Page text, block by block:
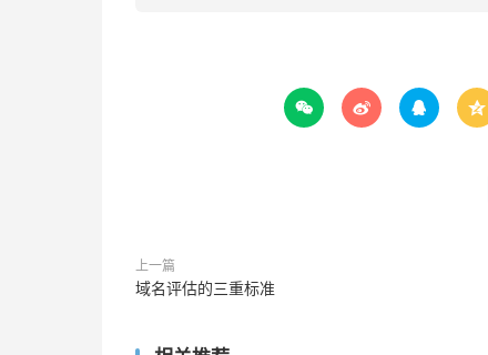
   
上一篇
域名评估的三重标准